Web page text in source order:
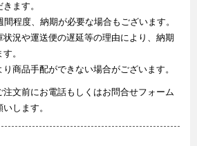
ます。
程度、納期が必要な場合もございます。
況や運送便の遅延等の理由により、納期
。
商品手配ができない場合がございます。
文前にお電話もしくはお問合せフォーム
します。